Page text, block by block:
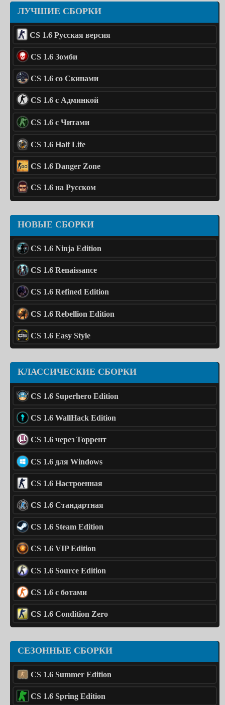
ЛУЧШИЕ СБОРКИ
CS 1.6 Русская версия
CS 1.6 Зомби
CS 1.6 со Скинами
CS 1.6 с Админкой
CS 1.6 с Читами
CS 1.6 Half Life
CS 1.6 Danger Zone
CS 1.6 на Русском
НОВЫЕ СБОРКИ
CS 1.6 Ninja Edition
CS 1.6 Renaissance
CS 1.6 Refined Edition
CS 1.6 Rebellion Edition
CS 1.6 Easy Style
КЛАССИЧЕСКИЕ СБОРКИ
CS 1.6 Superhero Edition
CS 1.6 WallHack Edition
CS 1.6 через Торрент
CS 1.6 для Windows
CS 1.6 Настроенная
CS 1.6 Стандартная
CS 1.6 Steam Edition
CS 1.6 VIP Edition
CS 1.6 Source Edition
CS 1.6 с ботами
CS 1.6 Condition Zero
СЕЗОННЫЕ СБОРКИ
CS 1.6 Summer Edition
CS 1.6 Spring Edition